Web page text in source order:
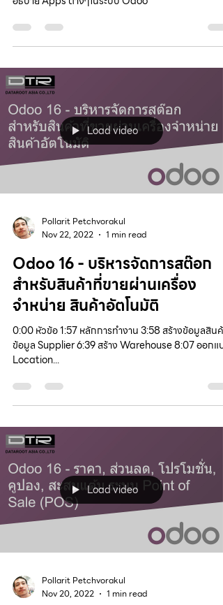
Load video
Pollarit Petchvorakul
Nov 22, 2022
1 min read
Odoo 16 - บริหารจัดการสต๊อก
สำหรับสินค้าที่ขายผ่านเครื่อง
จำหน่าย สินค้าอัตโนมัติ
0:00 หัวข้อ 1:57 หลักการทำงาน 3:58 สร้างข้อมูลสินค้า,
ข้อมูล Supplier 6:39 สร้าง Warehouse 8:07 ออกแบบ
Location...
Load video
Pollarit Petchvorakul
Nov 20, 2022
1 min read